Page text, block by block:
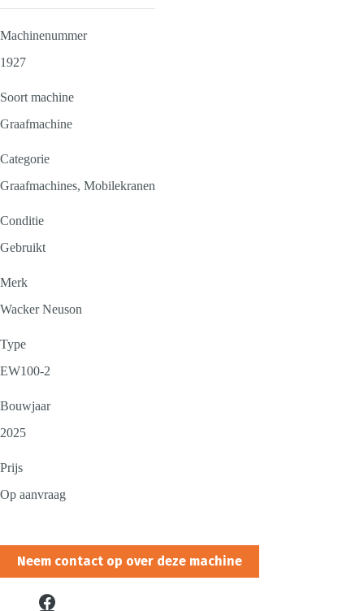
Machinenummer
1927
Soort machine
Graafmachine
Categorie
Graafmachines, Mobilekranen
Conditie
Gebruikt
Merk
Wacker Neuson
Type
EW100-2
Bouwjaar
2025
Prijs
Op aanvraag
Neem contact op over deze machine